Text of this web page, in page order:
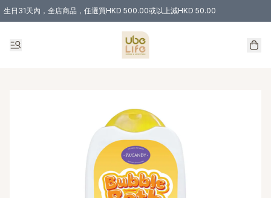
生日31天內，全店商品，任選買HKD 500.00或以上減HKD 50.00
購物滿 HKD 300.00即享免運費優惠！（適用於 特定的送貨方式 )